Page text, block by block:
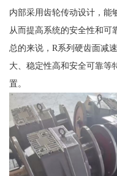
内部采用齿轮传动设计，能
从而提高系统的安全性和可
总的来说，R系列硬齿面减
大、稳定性高和安全可靠等
置。